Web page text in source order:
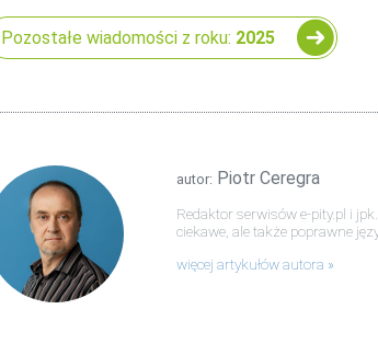
Pozostałe wiadomości z roku: 2025
autor: Piotr Ceregra
Redaktor serwisów e-pity.pl i
ciekawe, ale także poprawne
więcej artykułów autora